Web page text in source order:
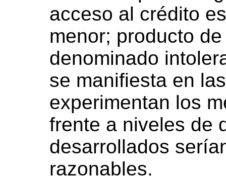
acceso al crédito
menor; producto
denominado
se manifiesta en
experimentan los
frente a niveles de
desarrollados
razonables.